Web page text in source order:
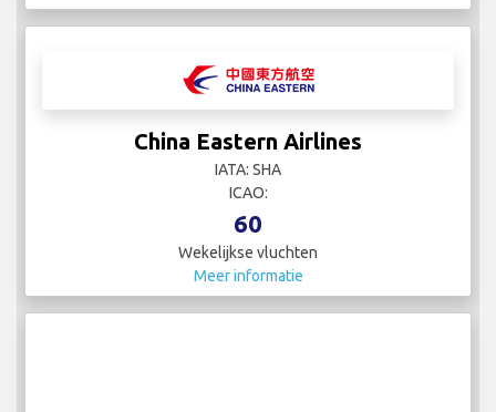
China Eastern Airlines
IATA: SHA
ICAO:
60
Wekelijkse vluchten
Meer informatie